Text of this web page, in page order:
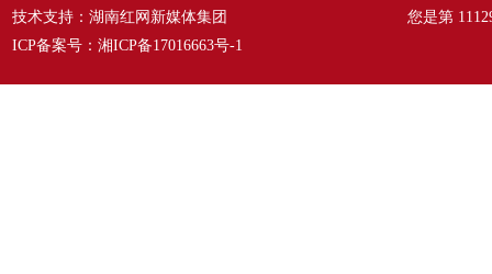
技术支持：湖南红网新媒体集团
ICP备案号： 湘ICP备17016663号-1
您是第